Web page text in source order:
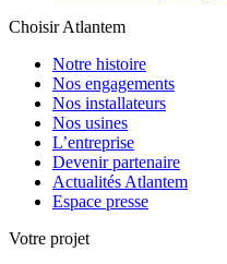
Choisir Atlantem
Notre histoire
Nos engagements
Nos installateurs
Nos usines
L’entreprise
Devenir partenaire
Actualités Atlantem
Espace presse
Votre projet